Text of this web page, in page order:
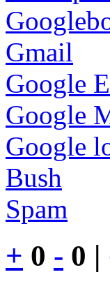
Gmail
Google
Google
Google
Bush
Spam
+ 0 - 0 |